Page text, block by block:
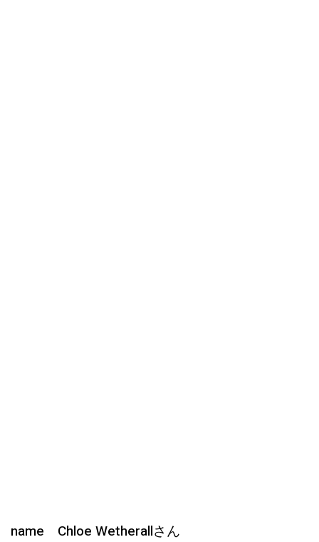
name Chloe Wetherallさん